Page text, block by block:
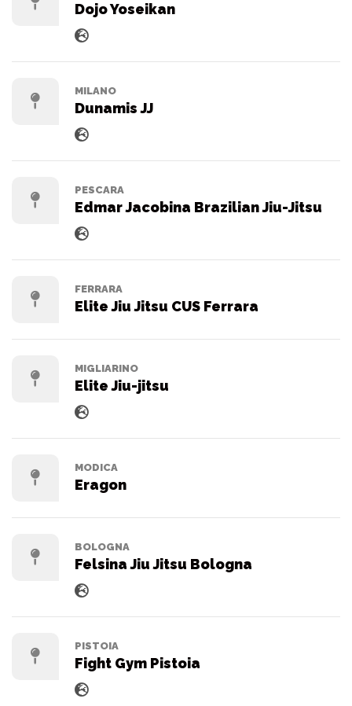
Dojo Yoseikan
MILANO
Dunamis JJ
PESCARA
Edmar Jacobina Brazilian Jiu-Jitsu
FERRARA
Elite Jiu Jitsu CUS Ferrara
MIGLIARINO
Elite Jiu-jitsu
MODICA
Eragon
BOLOGNA
Felsina Jiu Jitsu Bologna
PISTOIA
Fight Gym Pistoia